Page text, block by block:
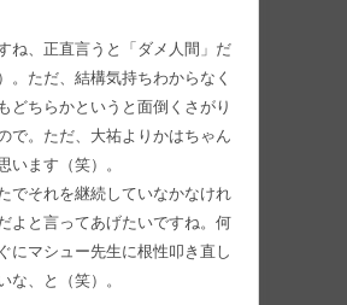
ね、正直言うと「ダメ人間」だ
。ただ、結構気持ちわからなく
どちらかというと面倒くさがり
で。ただ、大祐よりかはちゃん
います（笑）。
でそれを継続していなかなけれ
よと言ってあげたいですね。何
にマシュー先生に根性叩き直し
な、と（笑）。